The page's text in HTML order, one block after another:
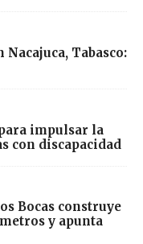
Tabasco:
impulsar la
con discapacidad
Bocas construye
y apunta